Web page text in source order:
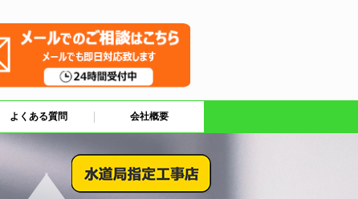
よくある質問 会社概要